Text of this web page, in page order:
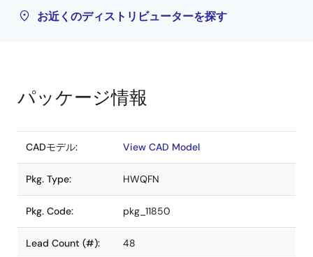
お近くのディストリビューターを探す
パッケージ情報
CADモデル: View CAD Model
Pkg. Type: HWQFN
Pkg. Code: pkg_11850
Lead Count (#): 48